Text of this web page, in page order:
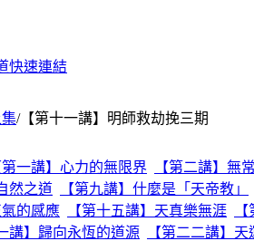
快速連結
/【第十一講】明師救劫挽三期
第一講】心力的無限界 【第二講】無
然之道 【第九講】什麼是「天帝教」
氣的感應 【第十五講】天真樂無涯
講】歸向永恆的道源 【第二二講】